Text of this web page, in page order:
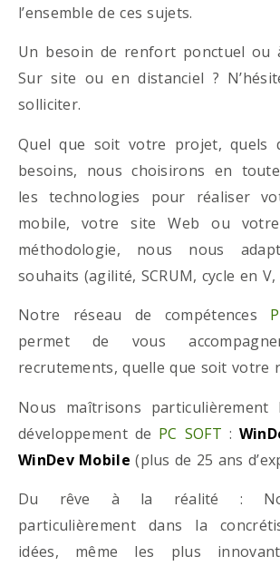
l’ensemble de ces sujets.
Un besoin de renfort ponctuel ou
Sur site ou en distanciel ?
solliciter.
Quel que soit votre projet, quels
besoins, nous choisirons en
les technologies pour réaliser
mobile, votre site Web ou
méthodologie, nous nous
souhaits (agilité, SCRUM, cycle en V,
Notre réseau de compétences
permet de vous
recrutements, quelle que soit votre
Nous maîtrisons particulièrement
développement de PC SOFT :
WinDev Mobile (plus de 25 ans
Du rêve à la réalité :
particulièrement dans la
idées, même les plus